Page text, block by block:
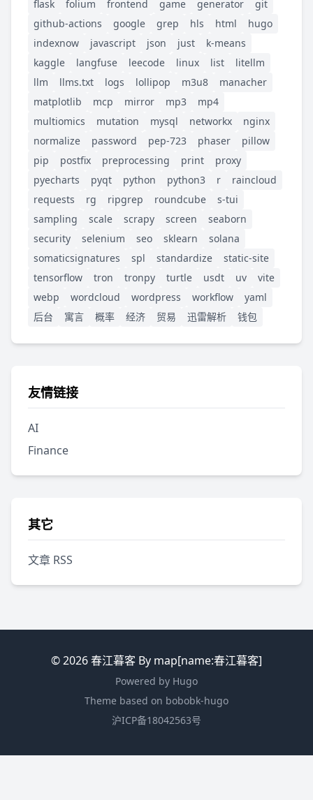
flask folium frontend game generator
git
github-actions
google grep hls html
hugo
indexnow
javascript json just
k-means
kaggle
langfuse leecode linux list
litellm
llm
llms.txt logs lollipop m3u8
manacher
matplotlib
mcp mirror mp3
mp4
multiomics
mutation mysql networkx
nginx
normalize
password pep-723 phaser
pillow
pip
postfix preprocessing print
proxy
pyecharts
pyqt python python3 r
raincloud
requests
rg ripgrep roundcube
s-tui
sampling
scale scrapy screen
seaborn
security
selenium seo sklearn
solana
somaticsignatures
spl standardize
static-site
tensorflow
tron tronpy turtle usdt uv
vite
webp
wordcloud wordpress workflow
yaml
后台
寓言 概率 经济 贸易 迅雷解析 钱包
友情链接
AI
Finance
其它
文章 RSS
© 2026春江暮客 By map[name:春江暮客]
Powered by Hugo
Theme based on bobobk-hugo
沪ICP备18042563号